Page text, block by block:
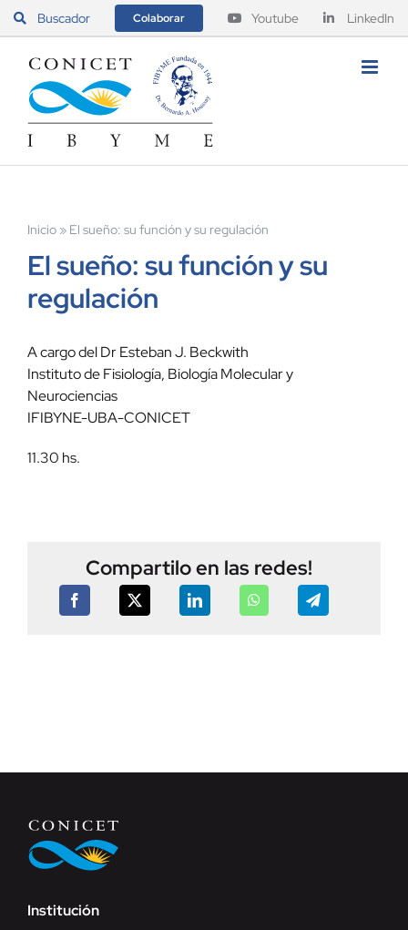
Saltar
contenido
Buscador Colaborar Youtube LinkedIn
Inicio» El sueño: su función y su regulación
El sueño: su función y su
regulación
A cargo del Dr Esteban J. Beckwith
Instituto de Fisiología, Biología Molecular y
Neurociencias
IFIBYNE-UBA-CONICET
11.30 hs.
Compartilo en las redes!
Institución